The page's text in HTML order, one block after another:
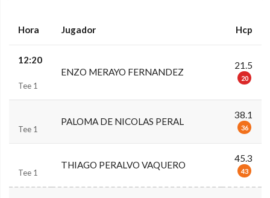
Hora Jugador Hcp
12:20
Tee 1
ENZO MERAYO FERNANDEZ
21.5
20
Tee 1
PALOMA DE NICOLAS PERAL
38.1
36
Tee 1
THIAGO PERALVO VAQUERO
45.3
43